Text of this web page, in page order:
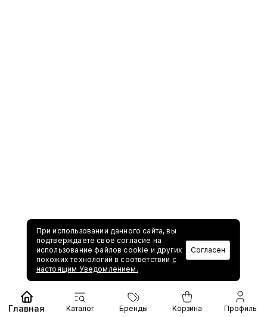
При использовании данного сайта, вы
подтверждаете свое согласие на
использование файлов cookie и других
похожих технологий в соответствии с
настоящим Уведомлением.
Согласен
Главная Каталог Бренды Корзина Профиль